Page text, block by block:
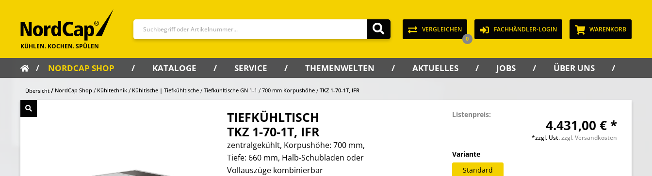
VERGLEICHEN
0
FACHHÄNDLER-LOGIN WARENKORB
NORDCAP SHOP KATALOGE SERVICE THEMENWELTEN AKTUELLES JOBS ÜBER UNS
Übersicht NordCap Shop Kühltechnik Kühltische | Tiefkühltische Tiefkühltische GN 1-1 700 mm Korpushöhe TKZ 1-70-1T, IFR
TIEFKÜHLTISCH
TKZ 1-70-1T, IFR
zentralgekühlt, Korpushöhe: 700 mm,
Tiefe: 660 mm, Halb-Schubladen oder
Vollauszüge kombinierbar
Listenpreis:
4.431,00 € *
*zzgl. Ust.zzgl. Versandkosten
Variante
Standard